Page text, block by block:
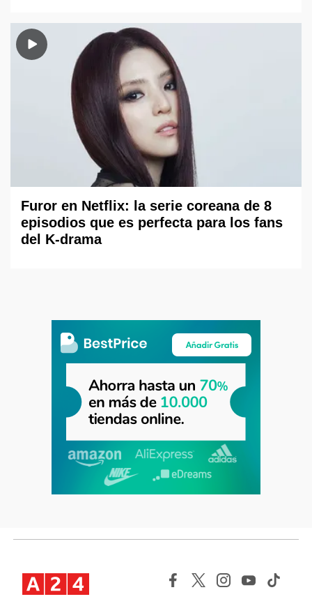
Furor en Netflix: la serie coreana de 8
episodios que es perfecta para los fans
del K-drama